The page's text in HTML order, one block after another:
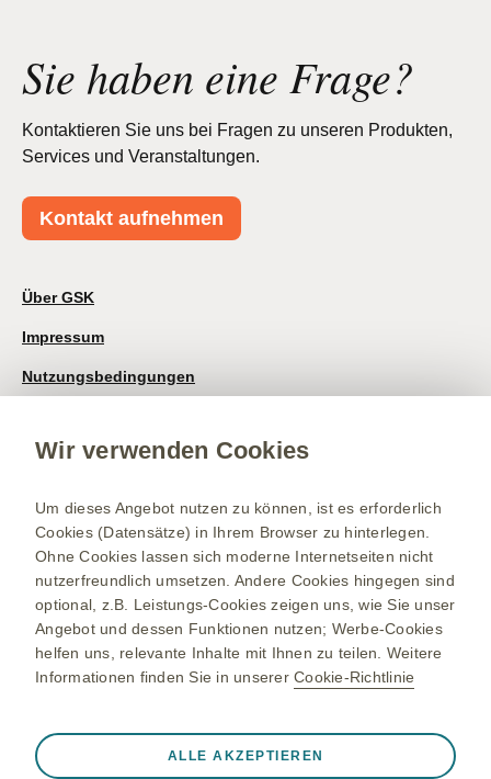
Sie haben eine Frage?
Kontaktieren Sie uns bei Fragen zu unseren Produkten,
Services und Veranstaltungen.
Kontakt aufnehmen
Über GSK
Impressum
Nutzungsbedingungen
Kontakt/Nebenwirkung melden
Bestellservice
Therapiegebiete
Meningokokken-Erkrankungen
Gürtelrose-Erkrankung
Onkologie
medizinischen Fachinformationen. Mit unserem E-Mail Service
Wir verwenden Cookies
Um dieses Angebot nutzen zu können, ist es erforderlich
Cookies (Datensätze) in Ihrem Browser zu hinterlegen.
Ohne Cookies lassen sich moderne Internetseiten nicht
nutzerfreundlich umsetzen. Andere Cookies hingegen sind
optional, z.B. Leistungs-Cookies zeigen uns, wie Sie unser
Angebot und dessen Funktionen nutzen; Werbe-Cookies
helfen uns, relevante Inhalte mit Ihnen zu teilen. Weitere
Informationen finden Sie in unserer Cookie-Richtlinie
Nur unbedingt erforderliche Cookies
❮
ALLE AKZEPTIEREN